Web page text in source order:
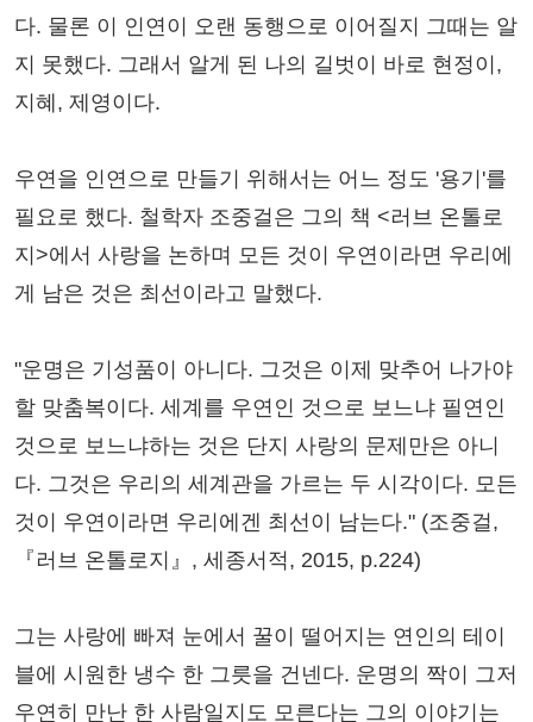
다. 물론 이 인연이 오랜 동행으로 이어질지 그때는 알
지 못했다. 그래서 알게 된 나의 길벗이 바로 현정이,
지혜, 제영이다.
우연을 인연으로 만들기 위해서는 어느 정도 '용기'를
필요로 했다. 철학자 조중걸은 그의 책 <러브 온톨로
지>에서 사랑을 논하며 모든 것이 우연이라면 우리에
게 남은 것은 최선이라고 말했다.
"운명은 기성품이 아니다. 그것은 이제 맞추어 나가야
할 맞춤복이다. 세계를 우연인 것으로 보느냐 필연인
것으로 보느냐하는 것은 단지 사랑의 문제만은 아니
다. 그것은 우리의 세계관을 가르는 두 시각이다. 모든
것이 우연이라면 우리에겐 최선이 남는다." (조중걸,
『러브 온톨로지』, 세종서적, 2015, p.224)
그는 사랑에 빠져 눈에서 꿀이 떨어지는 연인의 테이
블에 시원한 냉수 한 그릇을 건넨다. 운명의 짝이 그저
우연히 만난 한 사람일지도 모른다는 그의 이야기는